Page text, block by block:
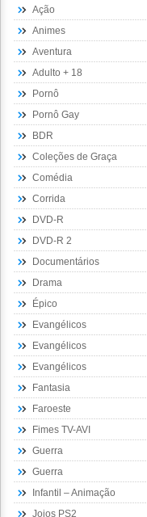
Ação
Animes
Aventura
Adulto + 18
Pornô
Pornô Gay
BDR
Coleções de Graça
Comédia
Corrida
DVD-R
DVD-R 2
Documentários
Drama
Épico
Evangélicos
Evangélicos
Evangélicos
Fantasia
Faroeste
Fimes TV-AVI
Guerra
Guerra
Infantil – Animação
Jojos PS2